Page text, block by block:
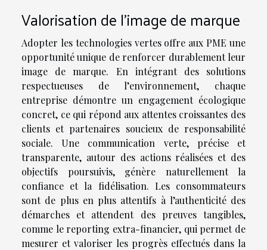
Valorisation de l’image de marque
Adopter les technologies vertes offre aux PME une
opportunité unique de renforcer durablement leur
image de marque. En intégrant des solutions
respectueuses de l’environnement, chaque
entreprise démontre un engagement écologique
concret, ce qui répond aux attentes croissantes des
clients et partenaires soucieux de responsabilité
sociale. Une communication verte, précise et
transparente, autour des actions réalisées et des
objectifs poursuivis, génère naturellement la
confiance et la fidélisation. Les consommateurs
sont de plus en plus attentifs à l’authenticité des
démarches et attendent des preuves tangibles,
comme le reporting extra-financier, qui permet de
mesurer et valoriser les progrès effectués dans la